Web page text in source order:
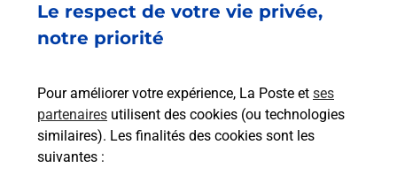
Le respect de votre vie privée,
notre priorité
Pour améliorer votre expérience, La Poste et ses
partenaires utilisent des cookies (ou technologies
similaires). Les finalités des cookies sont les
suivantes :
Boîte aux lettres La Poste
3 Route Du Bourg
50490 Montcuit
Le lien s'ouvre dans un nouvel onglet